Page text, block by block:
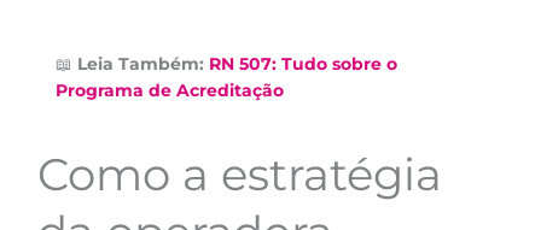
📖 Leia Também: RN 507: Tudo sobre o
Programa de Acreditação
Como a estratégia